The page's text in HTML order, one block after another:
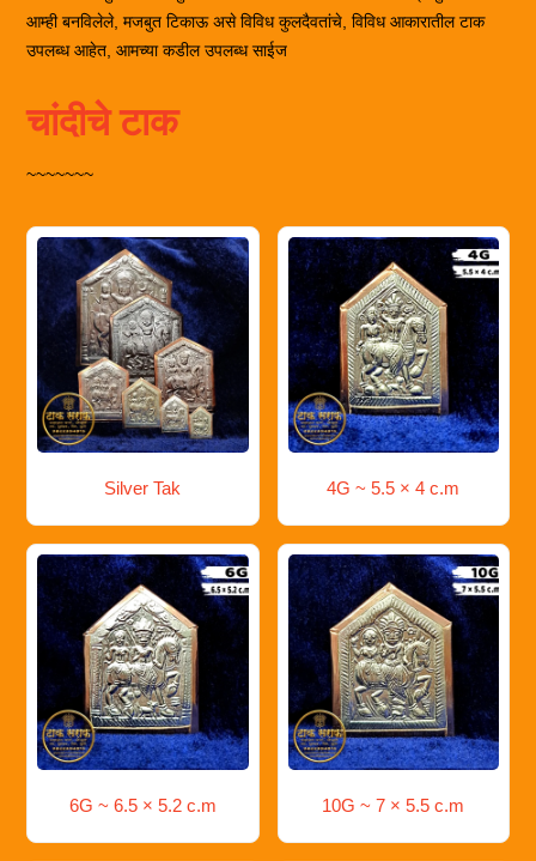
आम्ही बनविलेले, मजबुत टिकाऊ असे विविध कुलदैवतांचे, विविध आकारातील टाक
उपलब्ध आहेत, आमच्या कडील उपलब्ध साईज
चांदीचे टाक
~~~~~~~
Silver Tak 4G ~ 5.5 × 4 c.m
6G ~ 6.5 × 5.2 c.m 10G ~ 7 × 5.5 c.m